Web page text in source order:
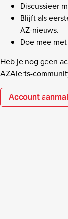
Discussieer
Blijft als
AZ-nieuws.
Doe mee
Heb je nog geen
AZAlerts-
Account